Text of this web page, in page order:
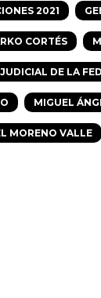
2021
CORTÉS
DE LA
MIGUEL
MORENO VALLE